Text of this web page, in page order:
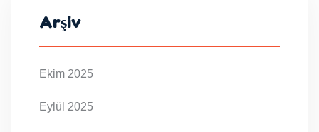
Arşiv
Ekim 2025
Eylül 2025